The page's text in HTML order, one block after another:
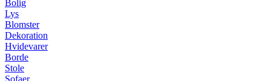
Bolig
Lys
Blomster
Dekoration
Hvidevarer
Borde
Stole
Sofaer